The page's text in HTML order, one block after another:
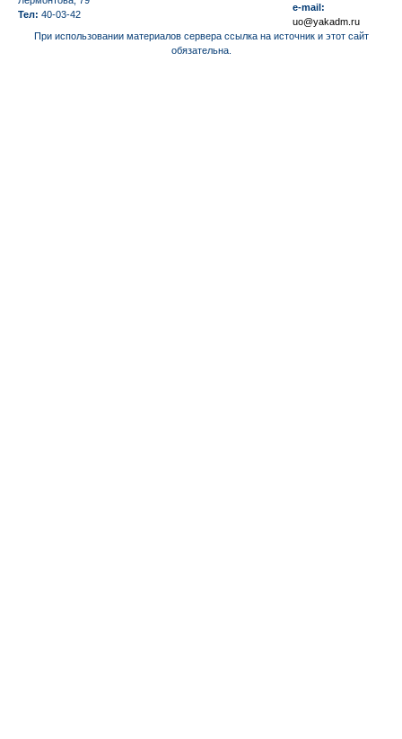
Тел: 40-03-42
e-mail:
uo@yakadm.ru
При использовании материалов сервера ссылка на источник и этот сайт
обязательна.